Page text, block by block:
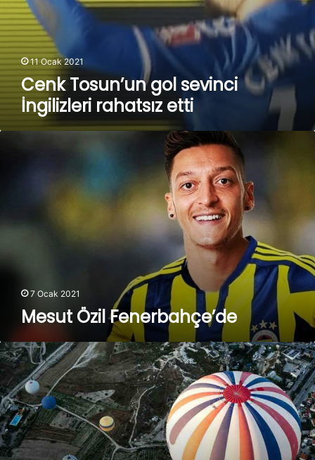
11 Ocak 2021
Cenk Tosun’un gol sevinci
İngilizleri rahatsız etti
7 Ocak 2021
Mesut Özil Fenerbahçe’de
Aralıkta
konut
satışları
yükseldi
mi?
İşte
gizli
gerçek